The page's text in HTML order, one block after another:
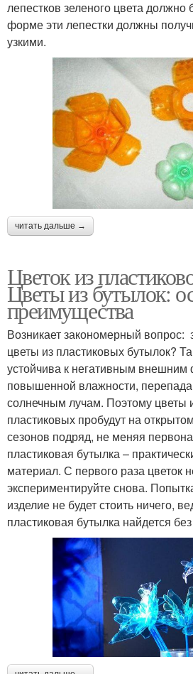
лепестков зеленого цвета
форме эти лепестки должны
узкими.
читать дальше →
Цветок из
Цветы из бутылок:
преимущества
Возникает закономерный вопрос:
цветы из пластиковых бутылок?
устойчива к негативным внешним
повышенной влажности,
солнечным лучам. Поэтому цветы
пластиковых пробудут на
сезонов подряд, не меняя
пластиковая бутылка –
материал. С первого раза цветок
экспериментируйте снова.
изделие не будет стоить ничего,
пластиковая бутылка найдется